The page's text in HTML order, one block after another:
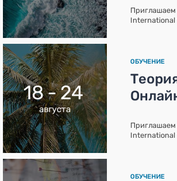
International
18 - 24
августа
ОБУЧЕНИЕ
International
ОБУЧЕНИЕ